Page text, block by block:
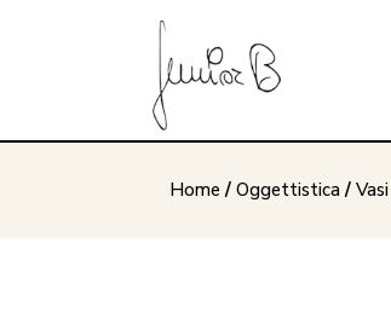
Home / Oggettistica/ Vasi